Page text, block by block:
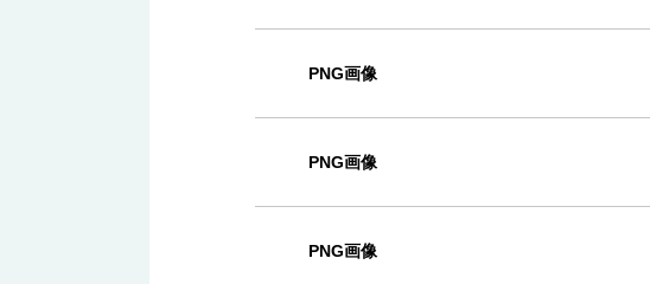
PNG画像
PNG画像
PNG画像